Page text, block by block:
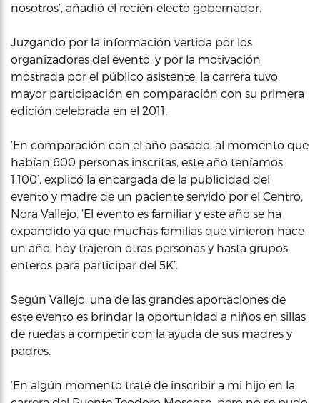
nosotros’, añadió el recién electo gobernador.
Juzgando por la información vertida por los
organizadores del evento, y por la motivación
mostrada por el público asistente, la carrera tuvo
mayor participación en comparación con su primera
edición celebrada en el 2011.
‘En comparación con el año pasado, al momento que
habían 600 personas inscritas, este año teníamos
1,100’, explicó la encargada de la publicidad del
evento y madre de un paciente servido por el Centro,
Nora Vallejo. ‘El evento es familiar y este año se ha
expandido ya que muchas familias que vinieron hace
un año, hoy trajeron otras personas y hasta grupos
enteros para participar del 5K’.
Según Vallejo, una de las grandes aportaciones de
este evento es brindar la oportunidad a niños en sillas
de ruedas a competir con la ayuda de sus madres y
padres.
‘En algún momento traté de inscribir a mi hijo en la